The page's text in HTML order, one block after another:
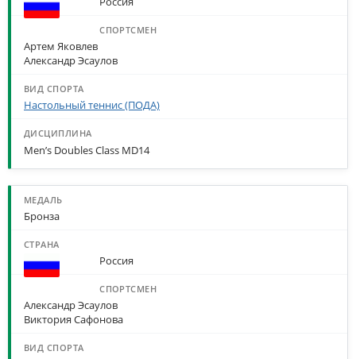
Артем Яковлев
Александр Эсаулов
Настольный теннис (ПОДА)
Men’s Doubles Class MD14
Бронза
Россия
Александр Эсаулов
Виктория Сафонова